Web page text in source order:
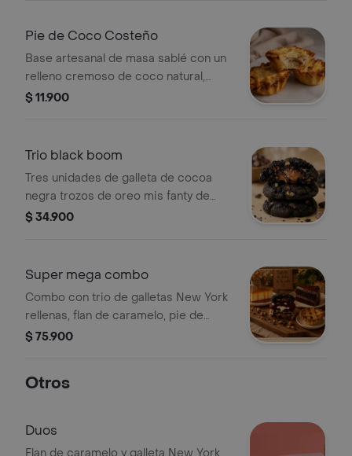
de frostin de queso crema galleta con
nutella
Pie de Coco Costeño
Base artesanal de masa sablé con un
relleno cremoso de coco natural,
leche de coco y coco rallado,
$ 11.900
Trio black boom
Tres unidades de galleta de cocoa
negra trozos de oreo mis fanty de
maíz salado maní chía y almendra
$ 34.900
Super mega combo
Combo con trio de galletas New York
rellenas, flan de caramelo, pie de
coco costeño y torta de chocolate.
$ 75.900
Otros
Duos